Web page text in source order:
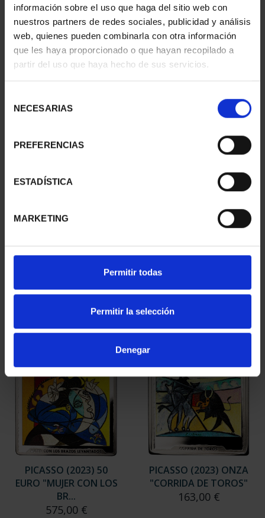
información sobre el uso que haga del sitio web con
nuestros partners de redes sociales, publicidad y análisis
web, quienes pueden combinarla con otra información
que les haya proporcionado o que hayan recopilado a
partir del uso que haya hecho de sus servicios.
NECESARIAS
PREFERENCIAS
ESTADÍSTICA
MARKETING
Permitir todas
Permitir la selección
Denegar
PICASSO (2023)
COLECCIÓN 6 ONZAS
978,00 €
PICASSO (2023) ONZA
"ARLEQUÍN (LEÓNIDE)"
163,00 €
PICASSO (2023) ONZA
"LA ESPERA (MARGOT)"
PICASSO (2023) ONZA
"JACQUELINE SENTADA"
PICASSO (2023) 50
EURO "MUJER CON LOS
BR...
575,00 €
PICASSO (2023) ONZA
"CORRIDA DE TOROS"
163,00 €